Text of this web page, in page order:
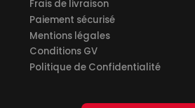
Frais de livraison
Paiement sécurisé
Mentions légales
Conditions GV
Politique de Confidentialité